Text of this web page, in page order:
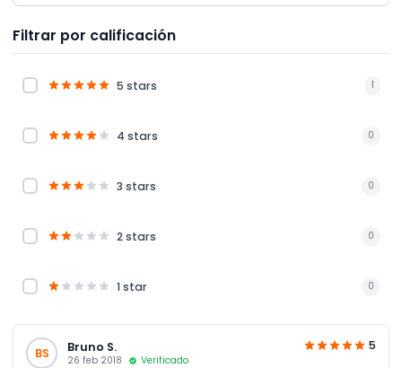
Filtrar por calificación
5 stars 1
4 stars 0
3 stars 0
2 stars 0
1 star 0
BS Bruno S.
26 feb 2018 Verificado
5